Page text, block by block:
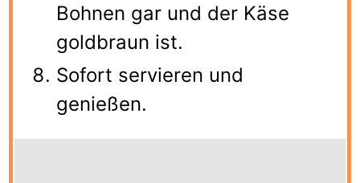
Bohnen gar und der Käse
goldbraun ist.
Sofort servieren und
genießen.